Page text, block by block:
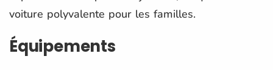
voiture polyvalente pour les familles.
Équipements